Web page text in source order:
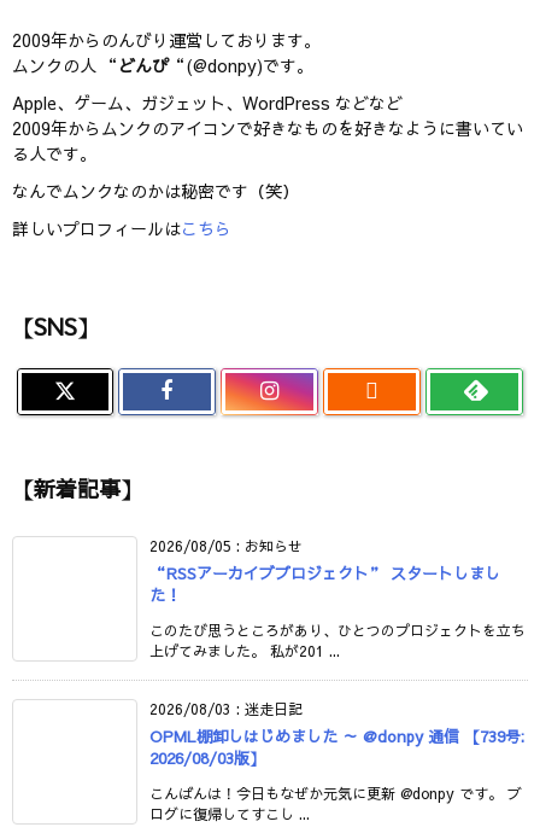
2009年からのんびり運営しております。
ムンクの人 “ どんぴ“(@donpy)です。
Apple、ゲーム、ガジェット、WordPress などなど
2009年からムンクのアイコンで好きなものを好きなように書いてい
る人です。
なんでムンクなのかは秘密です（笑）
詳しいプロフィールはこちら
【SNS】

【新着記事】
2026/08/05 : お知らせ
“RSSアーカイブプロジェクト” スタートしまし
た！
このたび思うところがあり、ひとつのプロジェクトを立ち
上げてみました。 私が201 ...
2026/08/03 : 迷走日記
OPML棚卸しはじめました ～ @donpy 通信 【739号:
2026/08/03版】
こんばんは！今日もなぜか元気に更新 @donpy です。 ブ
ログに復帰してすこし ...